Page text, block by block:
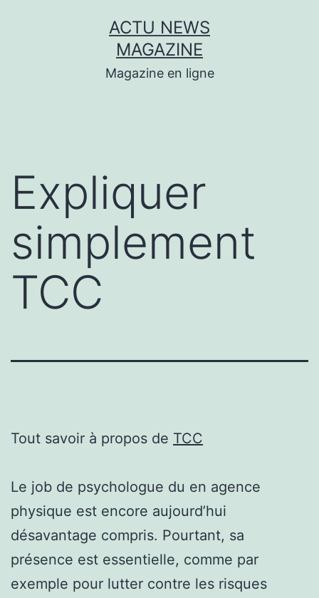
ACTU NEWS
MAGAZINE
Magazine en ligne
Expliquer
simplement
TCC
Tout savoir à propos de TCC
Le job de psychologue du en agence
physique est encore aujourd’hui
désavantage compris. Pourtant, sa
présence est essentielle, comme par
exemple pour lutter contre les risques